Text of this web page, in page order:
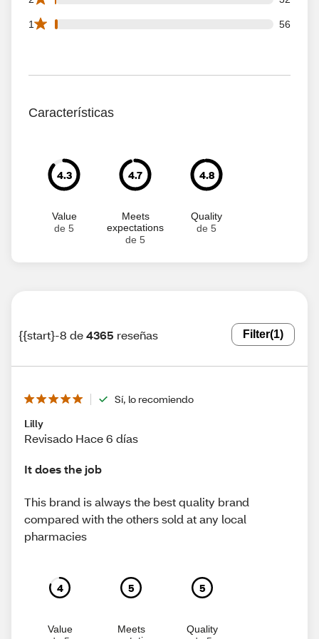
1 56
56 1 star reviews out of 4365 reviews
Características
4.3
Value
de 5
4.7
Meets
expectations
de 5
4.8
Quality
de 5
{{start}-8 de4365 reseñas Filter(1)
Sí, lo recomiendo
Lilly
Revisado Hace 6 días
It does the job
This brand is always the best quality brand
compared with the others sold at any local
pharmacies
4
Value
5
Meets
5
Quality